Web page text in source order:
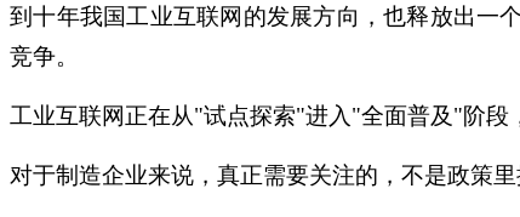
到十年我国工业互联网的发展方向，也释放出一
竞争。
工业互联网正在从"试点探索"进入"全面普及"阶段
对于制造企业来说，真正需要关注的，不是政策